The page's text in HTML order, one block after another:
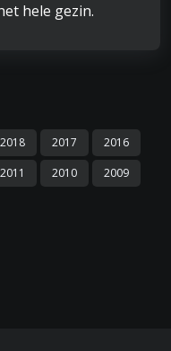
hele gezin.
2018 2017
2016
2011 2010
2009